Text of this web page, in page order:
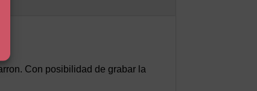
Con posibilidad de grabar la